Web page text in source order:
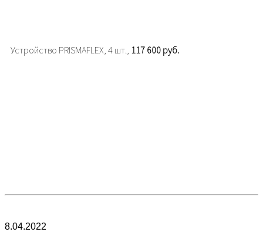
Устройство PRISMAFLEX, 4 шт., 117 600 руб.
8.04.2022